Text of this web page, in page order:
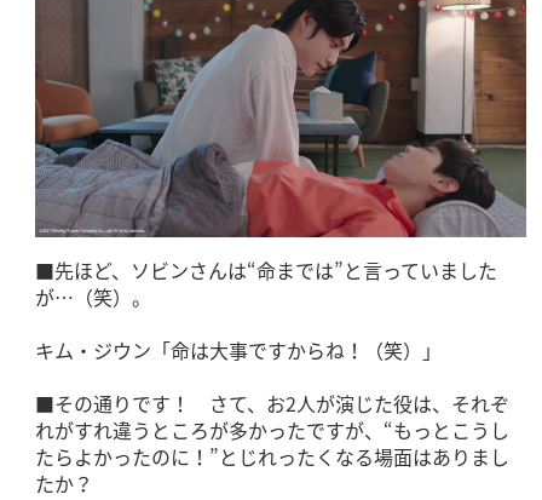
■先ほど、ソビンさんは“命までは”と言っていました
が…（笑）。
キム・ジウン「命は大事ですからね！（笑）」
■その通りです！ さて、お2人が演じた役は、それぞ
れがすれ違うところが多かったですが、“もっとこうし
たらよかったのに！”とじれったくなる場面はありまし
たか？